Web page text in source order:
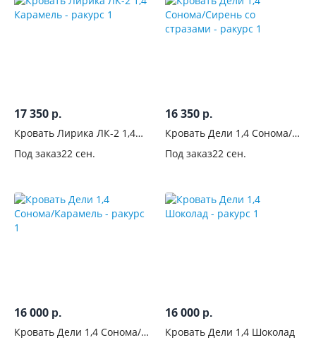
17 350 р.
Кровать Лирика ЛК-2 1,4
Под заказ22 сен.
16 350 р.
Кровать Дели 1,4 Сонома/
Под заказ22 сен.
16 000 р.
Кровать Дели 1,4 Сонома/
16 000 р.
Кровать Дели 1,4 Шоколад